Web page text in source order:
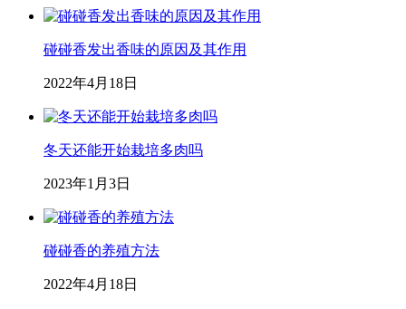
碰碰香发出香味的原因及其作用
2022年4月18日
冬天还能开始栽培多肉吗
2023年1月3日
碰碰香的养殖方法
2022年4月18日